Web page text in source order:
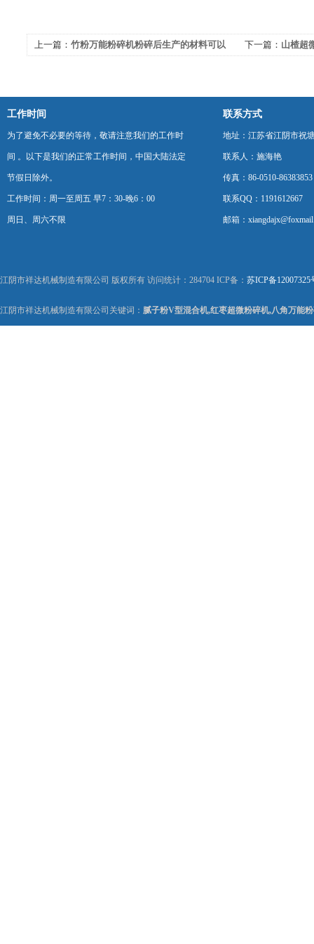
上一篇： 竹粉万能粉碎机粉碎后生产的材料可以
下一篇： 山楂超
工作时间
为了避免不必要的等待，敬请注意我们的工作时
间 。以下是我们的正常工作时间，中国大陆法定
节假日除外。
工作时间：周一至周五 早7：30-晚6：00
周日、周六不限
联系方式
地址：江苏省江阴市祝
联系人：施海艳
传真：86-0510-86383853
联系QQ：1191612667
邮箱：
江阴市祥达机械制造有限公司 版权所有 访问统计：284704 ICP备： 苏ICP备12007325
江阴市祥达机械制造有限公司关键词： 腻子粉V型混合机,红枣超微粉碎机,八角万能